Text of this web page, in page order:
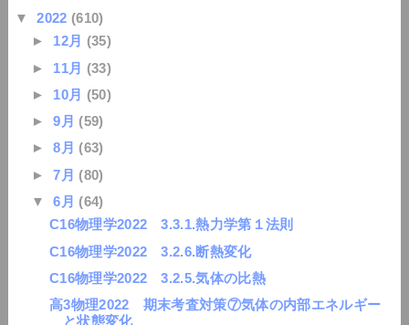
▼2022 (610)
► 12月 (35)
► 11月 (33)
► 10月 (50)
►9月 (59)
►8月 (63)
►7月 (80)
▼6月 (64)
C16物理学2022 3.3.1.熱力学第１法則
C16物理学2022 3.2.6.断熱変化
C16物理学2022 3.2.5.気体の比熱
高3物理2022 期末考査対策⑦気体の内部エネルギー
と状態変化